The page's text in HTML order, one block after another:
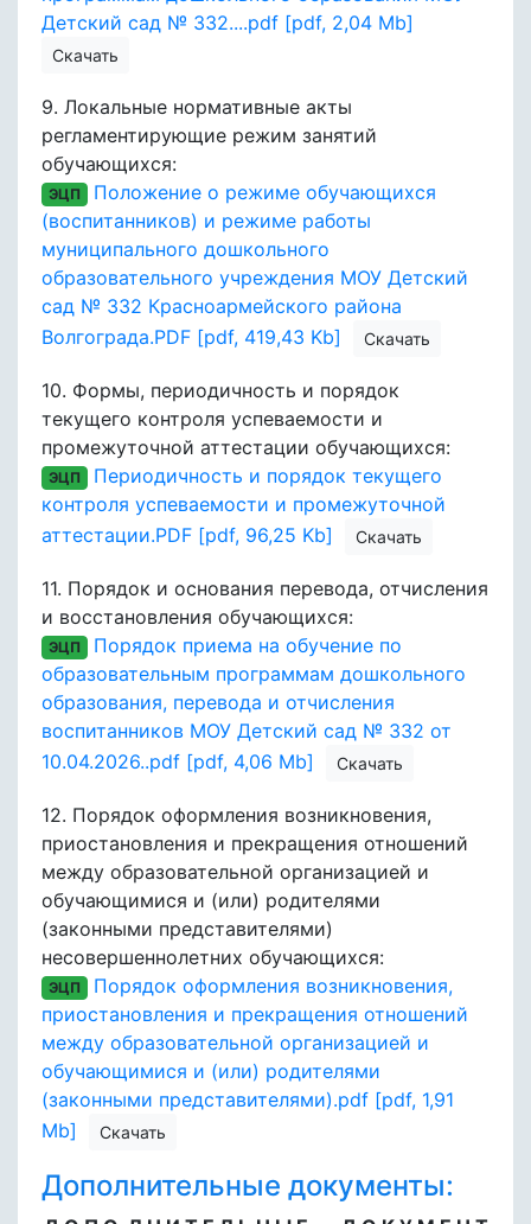
Детский сад № 332....pdf [pdf, 2,04 Mb]
Скачать
9. Локальные нормативные акты
регламентирующие режим занятий
обучающихся:
ЭЦП
Положение о режиме обучающихся
(воспитанников) и режиме работы
муниципального дошкольного
образовательного учреждения МОУ Детский
сад № 332 Красноармейского района
Волгограда.PDF [pdf, 419,43 Kb]
Скачать
10. Формы, периодичность и порядок
текущего контроля успеваемости и
промежуточной аттестации обучающихся:
ЭЦП
Периодичность и порядок текущего
контроля успеваемости и промежуточной
аттестации.PDF [pdf, 96,25 Kb]
Скачать
11. Порядок и основания перевода, отчисления
и восстановления обучающихся:
ЭЦП
Порядок приема на обучение по
образовательным программам дошкольного
образования, перевода и отчисления
воспитанников МОУ Детский сад № 332 от
10.04.2026..pdf [pdf, 4,06 Mb]
Скачать
12. Порядок оформления возникновения,
приостановления и прекращения отношений
между образовательной организацией и
обучающимися и (или) родителями
(законными представителями)
несовершеннолетних обучающихся:
ЭЦП
Порядок оформления возникновения,
приостановления и прекращения отношений
между образовательной организацией и
обучающимися и (или) родителями
(законными представителями).pdf [pdf, 1,91
Mb]
Скачать
Дополнительные документы: